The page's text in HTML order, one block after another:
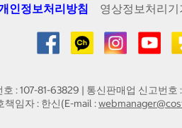
인정보처리방침 영상정보처리기
: 107-81-63829 | 통신판매업 신고번
책임자 : 한신(E-mail :